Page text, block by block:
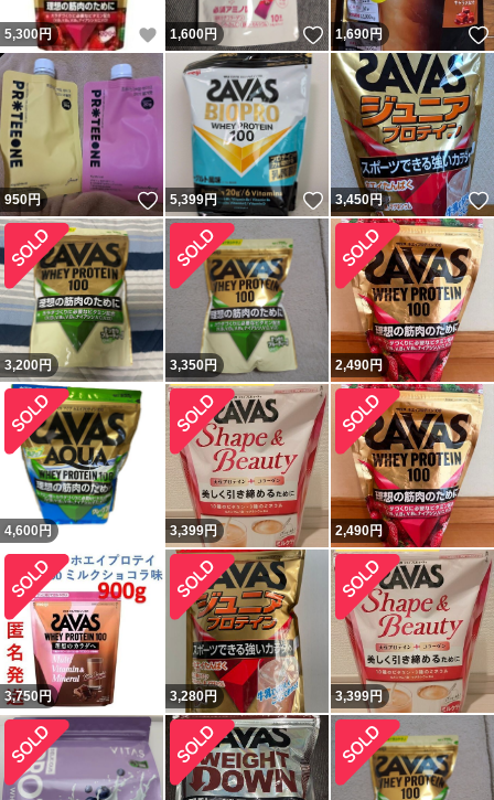
5,300円 いいね！
1,600円 いいね！
1,690円
950円 いいね！
5,399円 いいね！
3,450円
3,200円 3,350円 2,490円
4,600 円 3,399円 2,490円
3,750円 3,280円 3,399円